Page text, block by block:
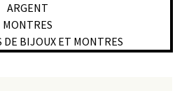
ARGENT
MONTRES
DE BIJOUX ET MONTRES